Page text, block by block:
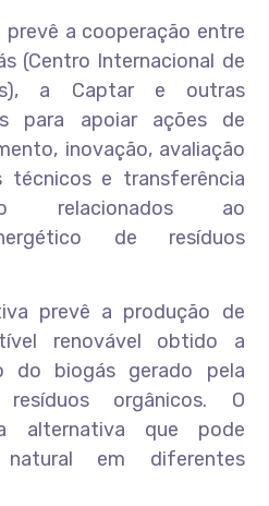
a cooperação entre
(Centro Internacional de
a Captar e outras
para apoiar ações de
inovação, avaliação
técnicos e transferência
relacionados ao
de resíduos
prevê a produção de
renovável obtido a
do biogás gerado pela
orgânicos. O
alternativa que pode
em diferentes